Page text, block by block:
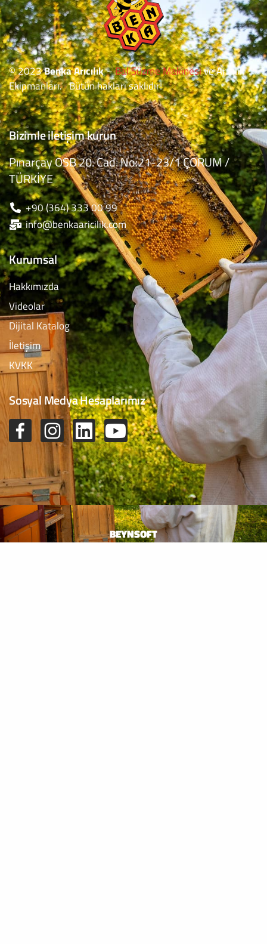
© 2023Benka Arıcılık–Bal Süzme Makinesive Arıcılık
Ekipmanları. Bütün hakları saklıdır!
Bizimle iletişim kurun
Pınarçay OSB 20. Cad. No:21-23/1 ÇORUM /
TÜRKİYE
+90 (364) 333 00 99
info@benkaaricilik.com
Kurumsal
Hakkımızda
Videolar
Dijital Katalog
İletişim
KVKK
Sosyal Medya Hesaplarımız
BEYNSOFT